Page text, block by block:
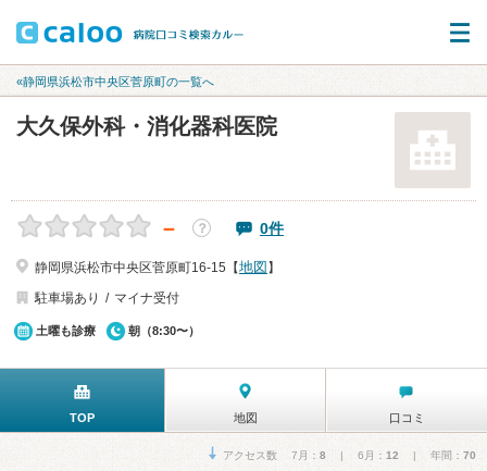
«静岡県浜松市中央区菅原町の一覧へ
大久保外科・消化器科医院
－ ？ 0件
静岡県浜松市中央区菅原町16-15【地図 】
駐車場あり
マイナ受付
土曜も診療 朝（8:30〜）
TOP 地図 口コミ
アクセス数 7月： 8 | 6月： 12 | 年間： 70